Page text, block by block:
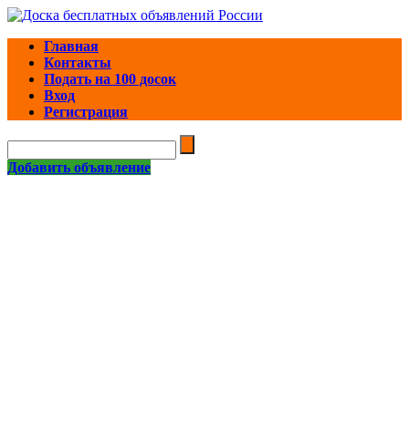
Главная
Контакты
Подать на 100 досок
Вход
Регистрация
Добавить объявление